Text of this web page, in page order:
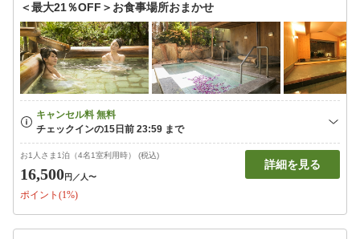
＜最大21％OFF＞お食事場所おまかせ
お1人さま1泊（4名1室利用時） (税込)
16,500円 ／人〜
ポイント(1%)
詳細を見る